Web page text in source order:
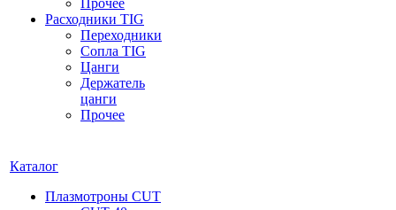
Прочее
Расходники TIG
Переходники
Сопла TIG
Цанги
Держатель
цанги
Прочее
Каталог
Плазмотроны CUT